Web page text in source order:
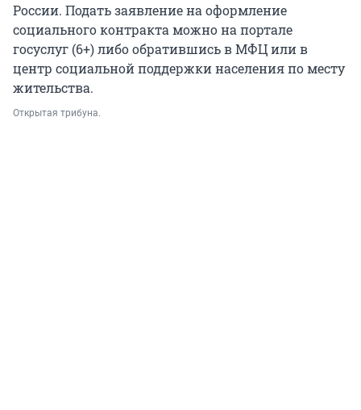
России. Подать заявление на оформление
социального контракта можно на портале
госуслуг (6+) либо обратившись в МФЦ или в
центр социальной поддержки населения по месту
жительства.
Открытая трибуна.